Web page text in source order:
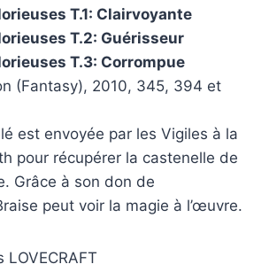
T.1: Clairvoyante
T.2: Guérisseur
T.3: Corrompue
(Fantasy), 2010, 345, 394 et
est envoyée par les Vigiles à la
pour récupérer la castenelle de
Grâce à son don de
peut voir la magie à l’œuvre.